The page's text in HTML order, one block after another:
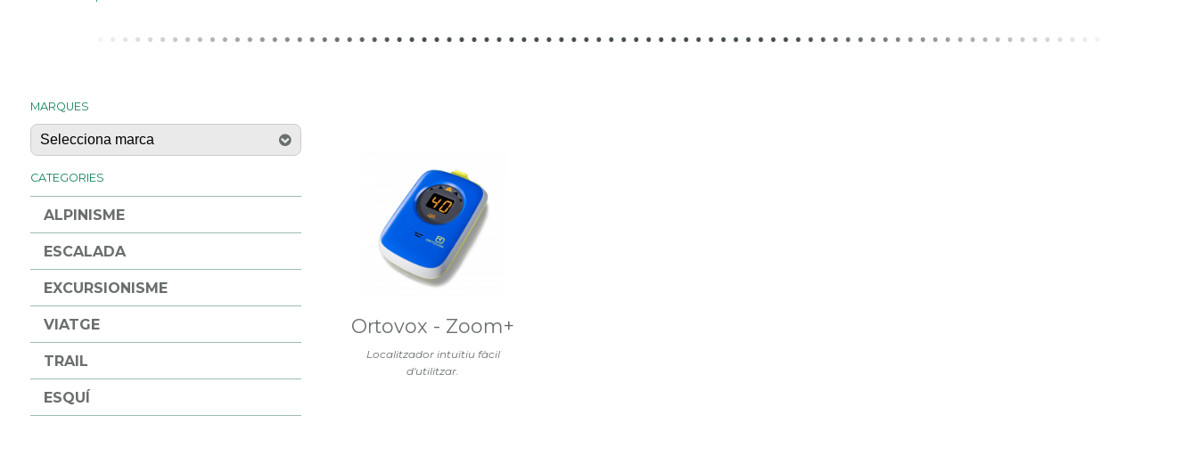
MARQUES
CATEGORIES
ALPINISME
ESCALADA
EXCURSIONISME
VIATGE
TRAIL
ESQUÍ
Localitzador intuïtiu fàcil
d'utilitzar.
Ortovox - Zoom+